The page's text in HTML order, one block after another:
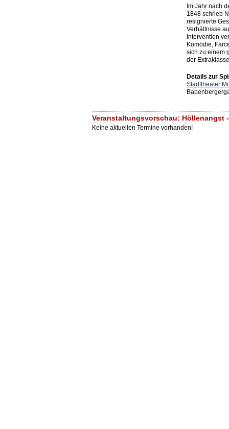
Im Jahr nach
1848 schrieb
resignierte
Verhältnisse
Intervention
Komödie,
sich zu einem
der
Details zur
Stadttheater
Veranstaltungsvorschau: Höllenangst
Keine aktuellen Termine vorhanden!